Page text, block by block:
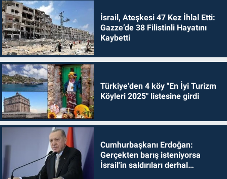
İsrail, Ateşkesi 47 Kez İhlal Etti:
Gazze’de 38 Filistinli Hayatını
Kaybetti
Türkiye'den 4 köy "En İyi Turizm
Köyleri 2025" listesine girdi
Cumhurbaşkanı Erdoğan:
Gerçekten barış isteniyorsa
İsrail'in saldırıları derhal